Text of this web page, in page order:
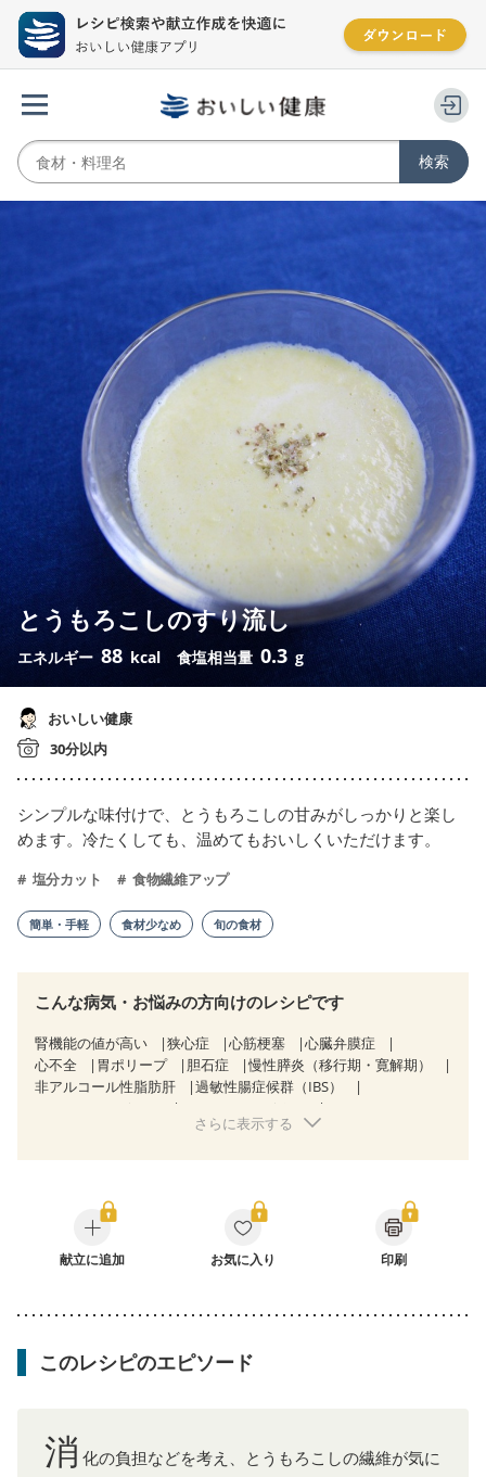
とうもろこしのすり流し
エネルギー 88 kcal 食塩相当量 0.3 g
おいしい健康
30分以内
シンプルな味付けで、とうもろこしの甘みがしっかりと楽し
めます。冷たくしても、温めてもおいしくいただけます。
塩分カット 食物繊維アップ
簡単・手軽 食材少なめ 旬の食材
こんな病気・お悩みの方向けのレシピです
腎機能の値が高い 狭心症 心筋梗塞
心臓弁膜症
心不全
胃ポリープ 胆石症
慢性膵炎（移行期・寛解期）
非アルコール性脂肪肝
過敏性腸症候群（IBS）
CKD（ステージ１）
CKD（ステージ２）
乳がん（抗がん剤治療中）
産後（ミルク）
骨粗しょう症
関節リウマチ
フレイル（年齢に合わせた体作り）
さらに表示する
献立に追加 お気に入り 印刷
このレシピのエピソード
消 化の負担などを考え、とうもろこしの繊維が気に